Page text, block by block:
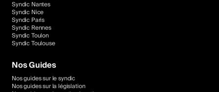
Syndic Nantes
Syndic Nice
Syndic Paris
Syndic Rennes
Syndic Toulon
Syndic Toulouse
Nos Guides
Nos guides sur le syndic
Nos guides sur la législation